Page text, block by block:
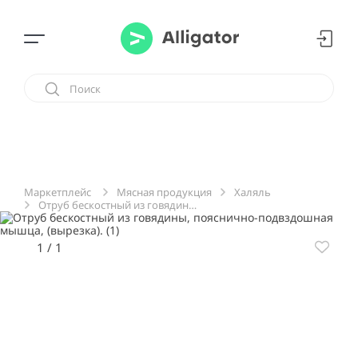
Маркетплейс Мясная продукция
Халяль
Отруб бескостный из говядины, пояснично-подвздошная мышца, (вырезка).
1 / 1